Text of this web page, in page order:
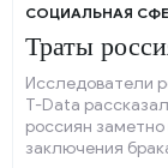
СОЦИАЛЬНАЯ
Траты
Исследователи
T-Data
россиян
заключения